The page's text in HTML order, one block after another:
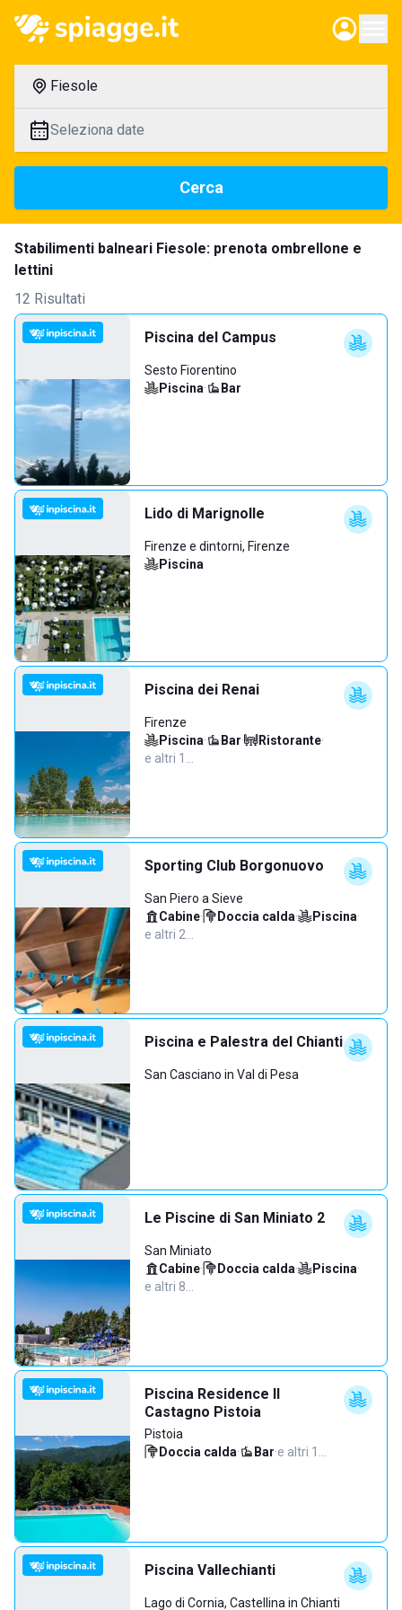
Fiesole
Seleziona date
Cerca
Stabilimenti balneari Fiesole: prenota ombrellone e
lettini
12 Risultati
Piscina del Campus
Sesto Fiorentino
Piscina· Bar
Lido di Marignolle
Firenze e dintorni, Firenze
Piscina
Piscina dei Renai
Firenze
Piscina· Bar· Ristorante·
e altri 1…
Sporting Club Borgonuovo
San Piero a Sieve
Cabine· Doccia calda· Piscina·
e altri 2…
Piscina e Palestra del Chianti
San Casciano in Val di Pesa
Le Piscine di San Miniato 2
San Miniato
Cabine· Doccia calda· Piscina·
e altri 8…
Piscina Residence Il
Castagno Pistoia
Pistoia
Doccia calda· Bar·e altri 1…
Piscina Vallechianti
Lago di Cornia, Castellina in Chianti